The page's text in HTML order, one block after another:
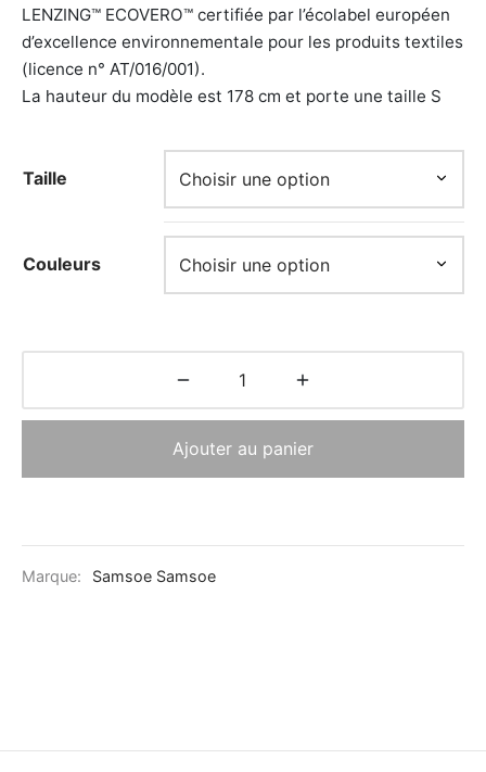
LENZING™ ECOVERO™ certifiée par l’écolabel européen
d’excellence environnementale pour les produits textiles
(licence n° AT/016/001).
La hauteur du modèle est 178 cm et porte une taille S
Taille
Couleurs
Ajouter au panier
Marque: Samsoe Samsoe